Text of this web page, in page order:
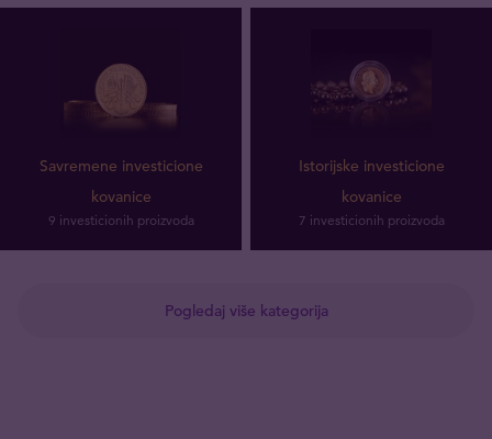
Pogledaj više kategorija
Savremene investicione
kovanice
9 investicionih proizvoda
Istorijske investicione
kovanice
7 investicionih proizvoda